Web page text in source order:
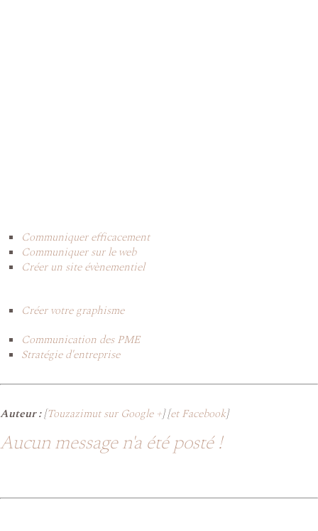
Communiquer efficacement
Communiquer sur le web
Créer un site évènementiel
Créer votre graphisme
Communication des PME
Stratégie d'entreprise
Auteur :[Touzazimut sur Google +] [et Facebook]
Aucun message n'a été posté !